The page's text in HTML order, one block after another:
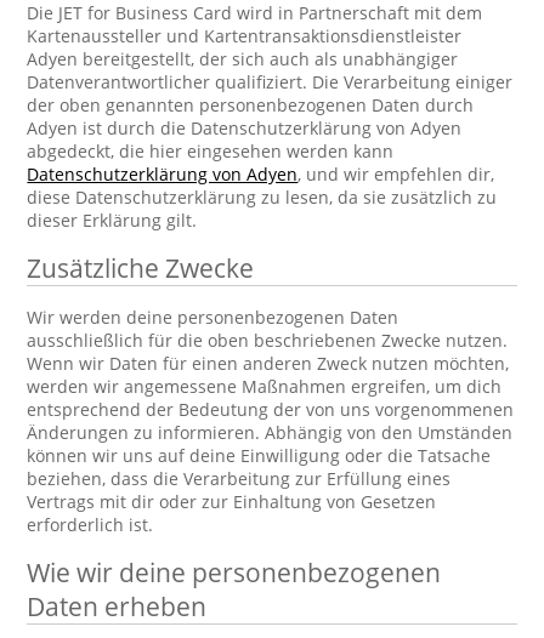
Die JET for Business Card wird in Partnerschaft mit dem
Kartenaussteller und Kartentransaktionsdienstleister
Adyen bereitgestellt, der sich auch als unabhängiger
Datenverantwortlicher qualifiziert. Die Verarbeitung einiger
der oben genannten personenbezogenen Daten durch
Adyen ist durch die Datenschutzerklärung von Adyen
abgedeckt, die hier eingesehen werden kann
Datenschutzerklärung von Adyen, und wir empfehlen dir,
diese Datenschutzerklärung zu lesen, da sie zusätzlich zu
dieser Erklärung gilt.
Zusätzliche Zwecke
Wir werden deine personenbezogenen Daten
ausschließlich für die oben beschriebenen Zwecke nutzen.
Wenn wir Daten für einen anderen Zweck nutzen möchten,
werden wir angemessene Maßnahmen ergreifen, um dich
entsprechend der Bedeutung der von uns vorgenommenen
Änderungen zu informieren. Abhängig von den Umständen
können wir uns auf deine Einwilligung oder die Tatsache
beziehen, dass die Verarbeitung zur Erfüllung eines
Vertrags mit dir oder zur Einhaltung von Gesetzen
erforderlich ist.
Wie wir deine personenbezogenen
Daten erheben